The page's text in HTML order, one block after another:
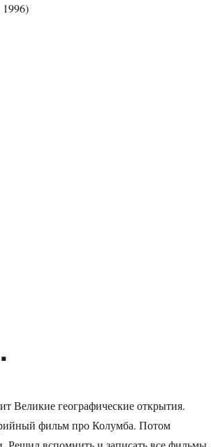
1996)
Великие географические открытия.
фильм про Колумба. Потом